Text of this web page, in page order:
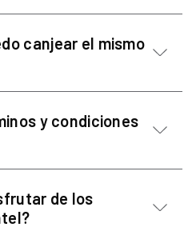
canjear el mismo
y condiciones
de los